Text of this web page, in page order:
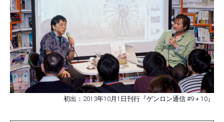
初出：2013年10月1日刊行『ゲンロン通信 #9＋10』